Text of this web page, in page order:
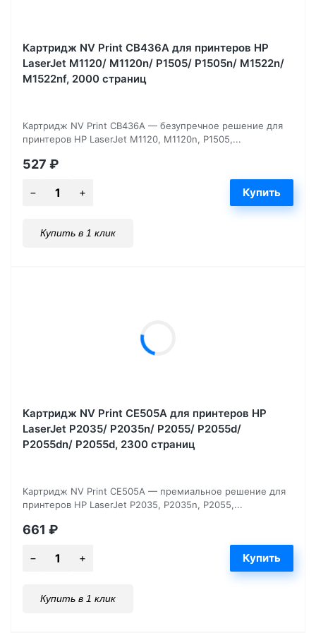
Картридж NV Print CB436A для принтеров HP
LaserJet M1120/ M1120n/ P1505/ P1505n/ M1522n/
M1522nf, 2000 страниц
Картридж NV Print CB436A — безупречное решение для
принтеров HP LaserJet M1120, M1120n, P1505,...
527 ₽
Купить в 1 клик
Картридж NV Print CE505A для принтеров HP
LaserJet P2035/ P2035n/ P2055/ P2055d/
P2055dn/ P2055d, 2300 страниц
Картридж NV Print CE505A — премиальное решение для
принтеров HP LaserJet P2035, P2035n, P2055,...
661 ₽
Купить в 1 клик